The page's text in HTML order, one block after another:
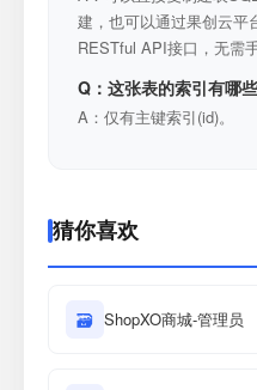
建，也可以通过果创云平
RESTful API接口，无需
Q：这张表的索引有哪
A：仅有主键索引(id)。
猜你喜欢
🗃 ShopXO商城-管理员